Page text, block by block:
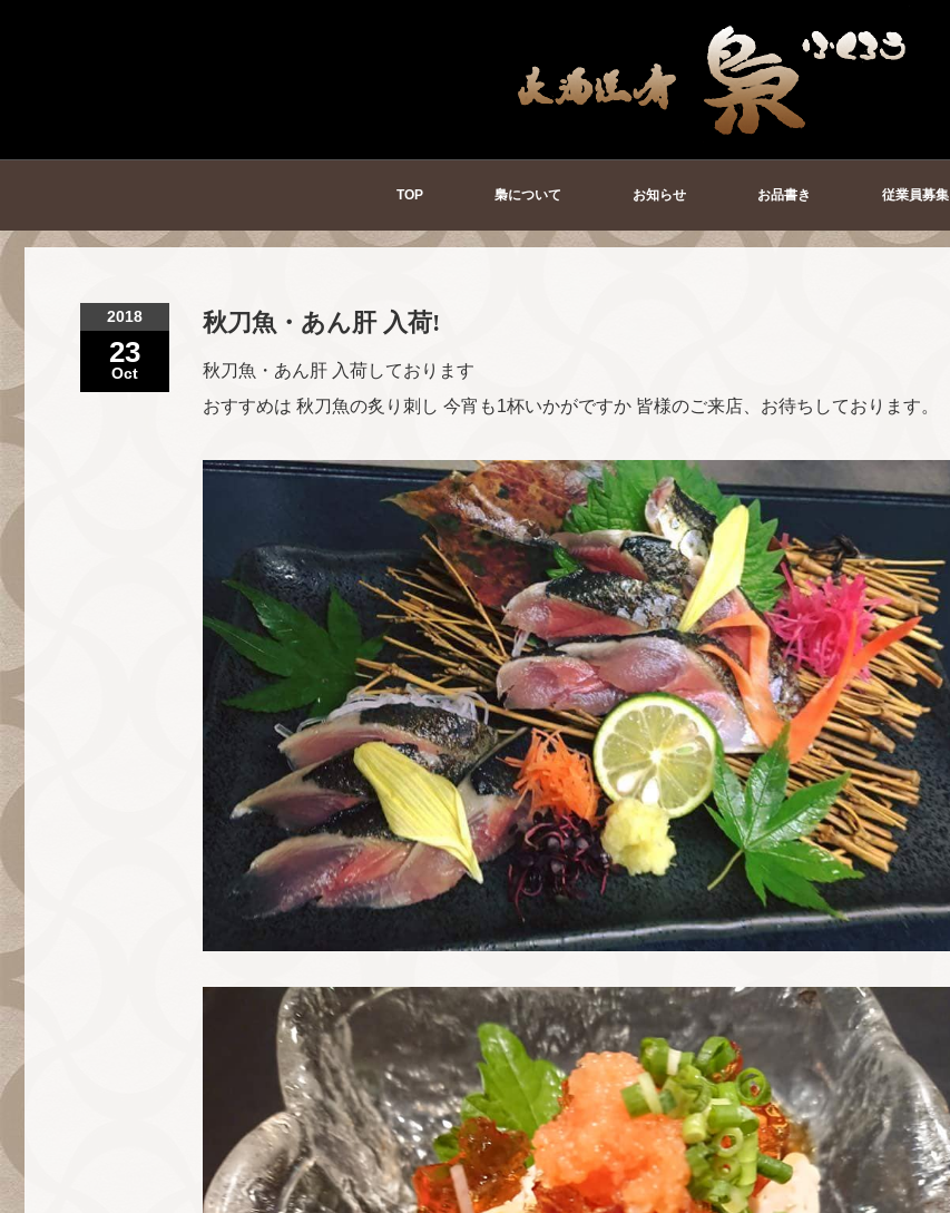
TOP 梟について お知らせ お品書き 従業員募集
2018
23
Oct
秋刀魚・あん肝 入荷!
秋刀魚・あん肝 入荷しております
おすすめは 秋刀魚の炙り刺し 今宵も1杯いかがですか 皆様のご来店、お待ちしております。